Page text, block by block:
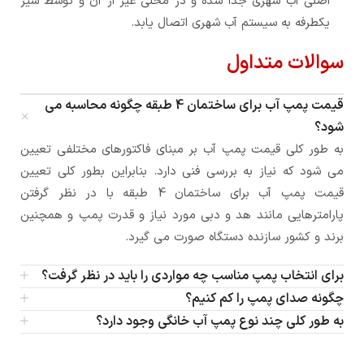
یکطرفه به سیستم آب شهری اتصال یابد.
سوالات متداول
قیمت پمپ آب برای ساختمان 4 طبقه چگونه محاسبه می
شود؟
به طور کلی قیمت پمپ آب بر مبنای فاکتورهای مختلفی تعیین
می شود که نیاز به بررسی فنی دارد. بنابراین بطور کلی تعیین
قیمت پمپ آب برای ساختمان 4 طبقه با در نظر گرفتن
پارامترهایی مانند هد و دبی مورد نیاز و قدرت پمپ و همچنین
برند و کشور سازنده دستگاه صورت می گیرد.
برای انتخاب پمپ مناسب چه مواردی را باید در نظر گرفت؟
چگونه صدای پمپ را کم کنیم؟
به طور کلی چند نوع پمپ آب خانگی وجود دارد؟